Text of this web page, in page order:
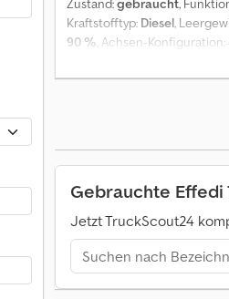
Zustand:gebraucht,
Kraftstofftyp: Diesel,
90 %, Achsen-Konfiguration:
Gesamtlänge:4.240 mm,
zGG 3.500 kg – Nutzlast
Gebrauchte Effedi
Jetzt TruckScout24